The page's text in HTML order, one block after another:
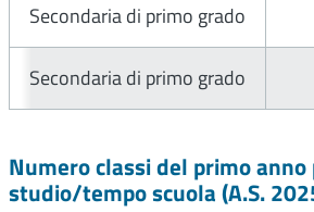
Secondaria di primo grado
Secondaria di primo grado
Numero classi del primo
studio/tempo scuola (A.S.